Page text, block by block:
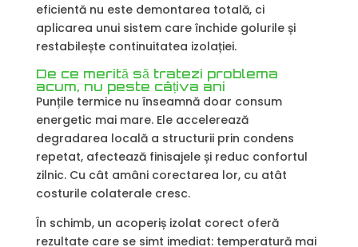
eficientă nu este demontarea totală, ci
aplicarea unui sistem care închide golurile și
restabilește continuitatea izolației.
De ce merită să tratezi problema
acum, nu peste câțiva ani
Punțile termice nu înseamnă doar consum
energetic mai mare. Ele accelerează
degradarea locală a structurii prin condens
repetat, afectează finisajele și reduc confortul
zilnic. Cu cât amâni corectarea lor, cu atât
costurile colaterale cresc.
În schimb, un acoperiș izolat corect oferă
rezultate care se simt imediat: temperatură mai